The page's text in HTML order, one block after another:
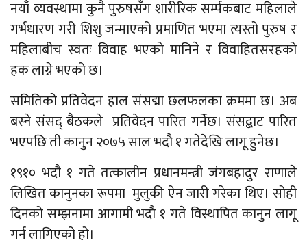
नयाँ व्यवस्थामा कुनै पुरुषसँग शारीरिक सर्म्पकबाट महिलाले
गर्भधारण गरी शिशु जन्माएको प्रमाणित भएमा त्यस्तो पुरुष र
महिलाबीच स्वतः विवाह भएको मानिने र विवाहितसरहको
हक लाग्ने भएको छ।
समितिको प्रतिवेदन हाल संसद्मा छलफलका क्रममा छ। अब
बस्ने संसद् बैठकले प्रतिवेदन पारित गर्नेछ। संसद्बाट पारित
भएपछि ती कानुन २०७५ साल भदौ १ गतेदेखि लागू हुनेछ।
१९१० भदौ १ गते तत्कालीन प्रधानमन्त्री जंगबहादुर राणाले
लिखित कानुनका रूपमा मुलुकी ऐन जारी गरेका थिए। सोही
दिनको सम्झनामा आगामी भदौ १ गते विस्थापित कानुन लागू
गर्न लागिएको हो।